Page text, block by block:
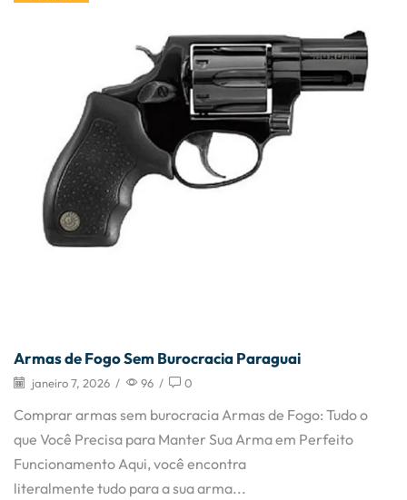
Armas de Fogo Sem Burocracia Paraguai
janeiro 7, 2026 / 96 / 0
Comprar armas sem burocracia Armas de Fogo: Tudo o
que Você Precisa para Manter Sua Arma em Perfeito
Funcionamento Aqui, você encontra
literalmente tudo para a sua arma...